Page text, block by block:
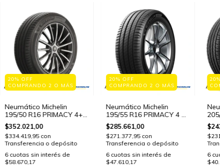
20% OFF
COMPRANDO 2 O MÁS
Neumático Michelin
195/50 R16 PRIMACY 4+
88 V STD
$352.021,00
$334.419,95 con
Transferencia o depósito
6 cuotas sin interés de
$58.670,17
20% OFF
COMPRANDO 2 O MÁS
Neumático Michelin
195/55 R16 PRIMACY 4 87
V STD
$285.661,00
$271.377,95 con
Transferencia o depósito
6 cuotas sin interés de
$47.610,17
V
6